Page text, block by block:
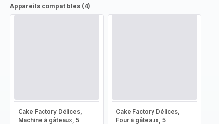
Appareils compatibles (4)
Cake Factory Délices,
Machine à gâteaux, 5
Cake Factory Délices,
Four à gâteaux, 5